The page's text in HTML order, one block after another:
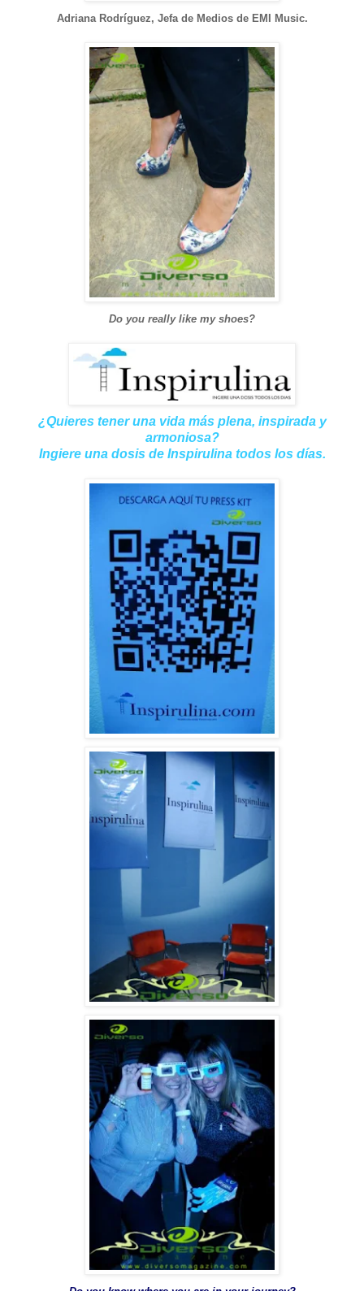
Adriana Rodríguez, Jefa de Medios de EMI Music.
Do you really like my shoes?
¿Quieres tener una vida más plena, inspirada y
armoniosa?
Ingiere una dosis de Inspirulina todos los días.